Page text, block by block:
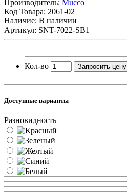
Производитель: Mucco
Код Товара: 2061-02
Наличие: В наличии
Артикул: SNT-7022-SB1
Кол-во Запросить цену
Доступные варианты
Разновидность